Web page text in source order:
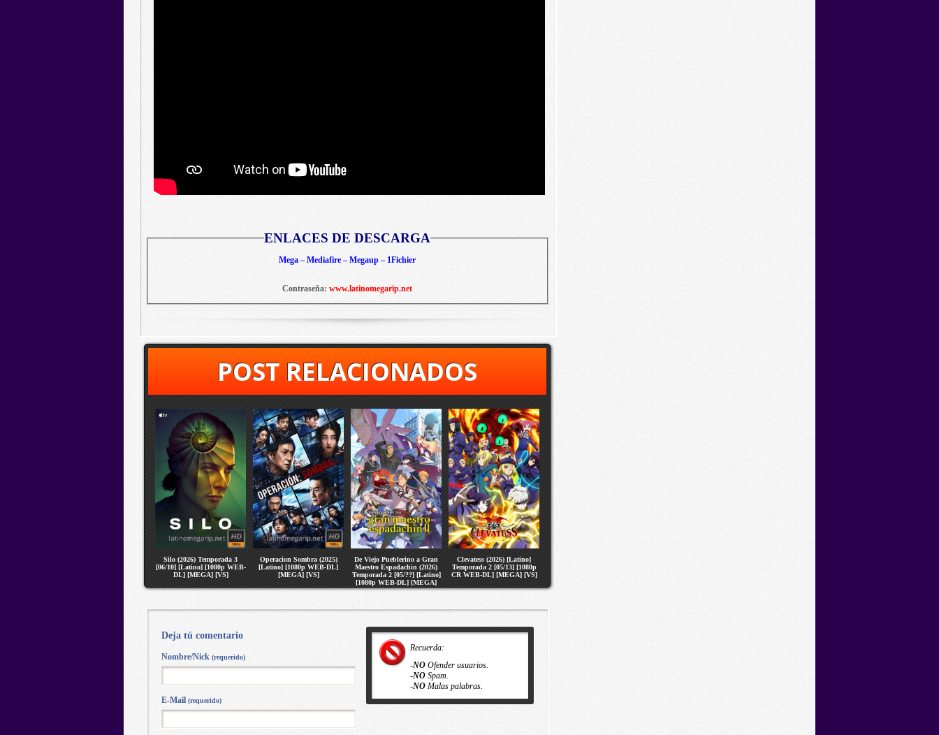
ENLACES DE DESCARGA
Mega – Mediafire – Megaup – 1Fichier
Contraseña: www.latinomegarip.net
POST RELACIONADOS
Silo (2026) Temporada 3
[06/10] [Latino] [1080p WEB-
DL] [MEGA] [VS]
Operacion Sombra (2025)
[Latino] [1080p WEB-DL]
[MEGA] [VS]
De Viejo Pueblerino a Gran
Maestro Espadachin (2026)
Temporada 2 [05/??] [Latino]
[1080p WEB-DL] [MEGA]
[VS]
Clevatess (2026) [Latino]
Temporada 2 [05/13] [1080p
CR WEB-DL] [MEGA] [VS]
Recuerda:
-NO Ofender usuarios.
-NO Spam.
-NO Malas palabras.
Deja tú comentario
Nombre/Nick (requerido)
E-Mail (requerido)